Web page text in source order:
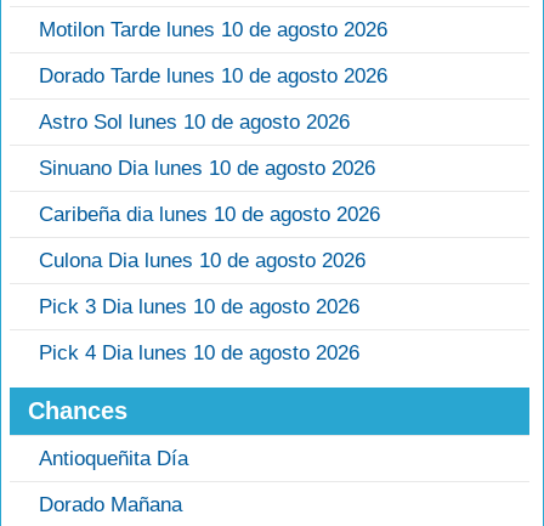
Motilon Tarde lunes 10 de agosto 2026
Dorado Tarde lunes 10 de agosto 2026
Astro Sol lunes 10 de agosto 2026
Sinuano Dia lunes 10 de agosto 2026
Caribeña dia lunes 10 de agosto 2026
Culona Dia lunes 10 de agosto 2026
Pick 3 Dia lunes 10 de agosto 2026
Pick 4 Dia lunes 10 de agosto 2026
Chances
Antioqueñita Día
Dorado Mañana